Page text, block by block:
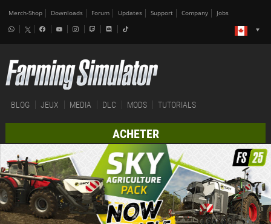
Merch-Shop Downloads Forum Updates Support Company Jobs
BLOG JEUX MEDIA DLC MODS TUTORIALS
ACHETER